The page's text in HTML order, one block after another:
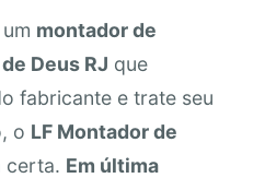
montador de
Deus RJ que
fabricante e trate seu
o LF Montador de
certa. Em última